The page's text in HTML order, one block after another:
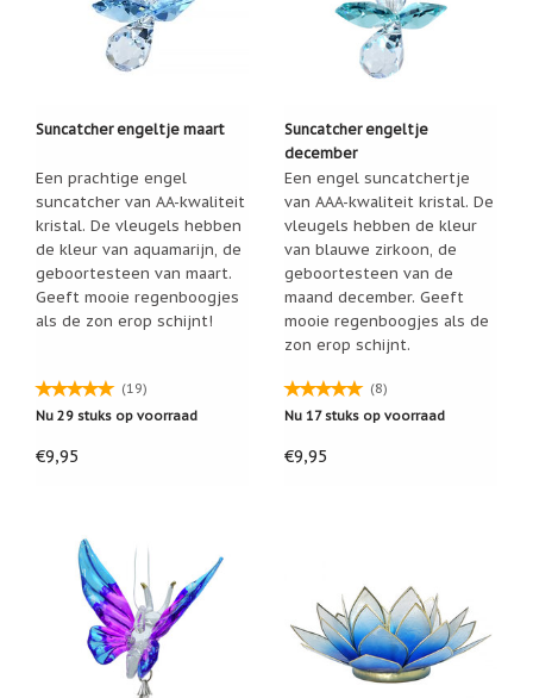
inpakservice
toelichting
Willow
Tree
of
Jim
Shore:
welk
beeldje
past
bij
Mijn
leven
een
webshop
passend
cadeau
Suncatcher engeltje maart
Een prachtige engel
suncatcher van AA-kwaliteit
kristal. De vleugels hebben
de kleur van aquamarijn, de
geboortesteen van maart.
Geeft mooie regenboogjes
als de zon erop schijnt!
(19)
Nu 29 stuks op voorraad
€9,95
Suncatcher engeltje
december
Een engel suncatchertje
van AAA-kwaliteit kristal. De
vleugels hebben de kleur
van blauwe zirkoon, de
geboortesteen van de
maand december. Geeft
mooie regenboogjes als de
zon erop schijnt.
(8)
Nu 17 stuks op voorraad
€9,95